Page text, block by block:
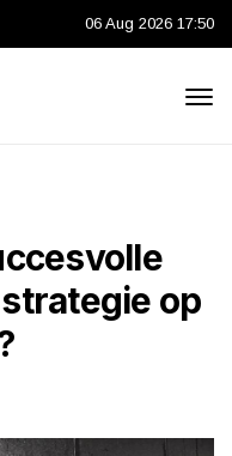
06 Aug 2026 17:50
op